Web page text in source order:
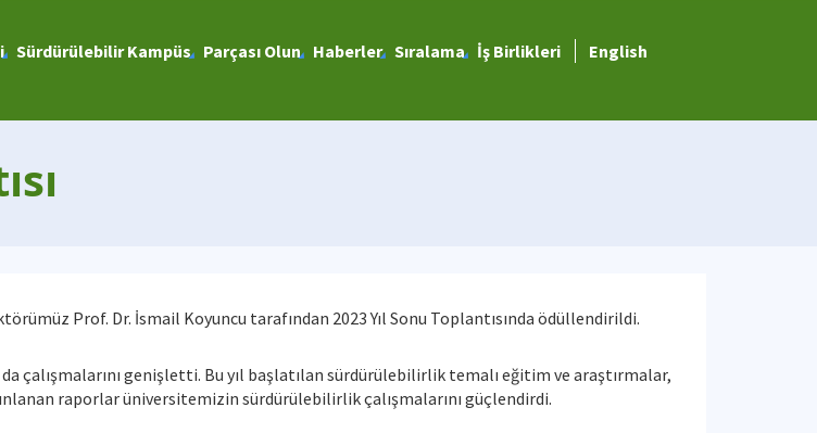
Sürdürülebilir Kampüs Parçası Olun Haberler Sıralama İş Birlikleri English
Prof. Dr. İsmail Koyuncu tarafından 2023 Yıl Sonu Toplantısında ödüllendirildi.
çalışmalarını genişletti. Bu yıl başlatılan sürdürülebilirlik temalı eğitim ve araştırmalar,
raporlar üniversitemizin sürdürülebilirlik çalışmalarını güçlendirdi.